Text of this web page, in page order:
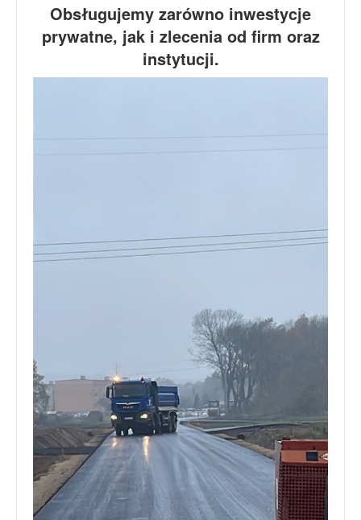
Obsługujemy zarówno inwestycje
prywatne, jak i zlecenia od firm oraz
instytucji.